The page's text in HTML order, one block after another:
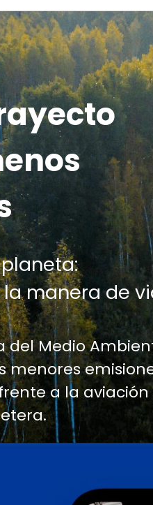
manera de
del Medio
menores
a la aviación